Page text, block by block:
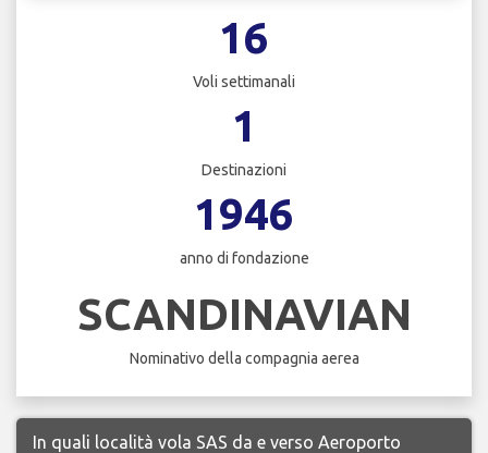
16
Voli settimanali
1
Destinazioni
1946
anno di fondazione
SCANDINAVIAN
Nominativo della compagnia aerea
In quali località vola SAS da e verso Aeroporto